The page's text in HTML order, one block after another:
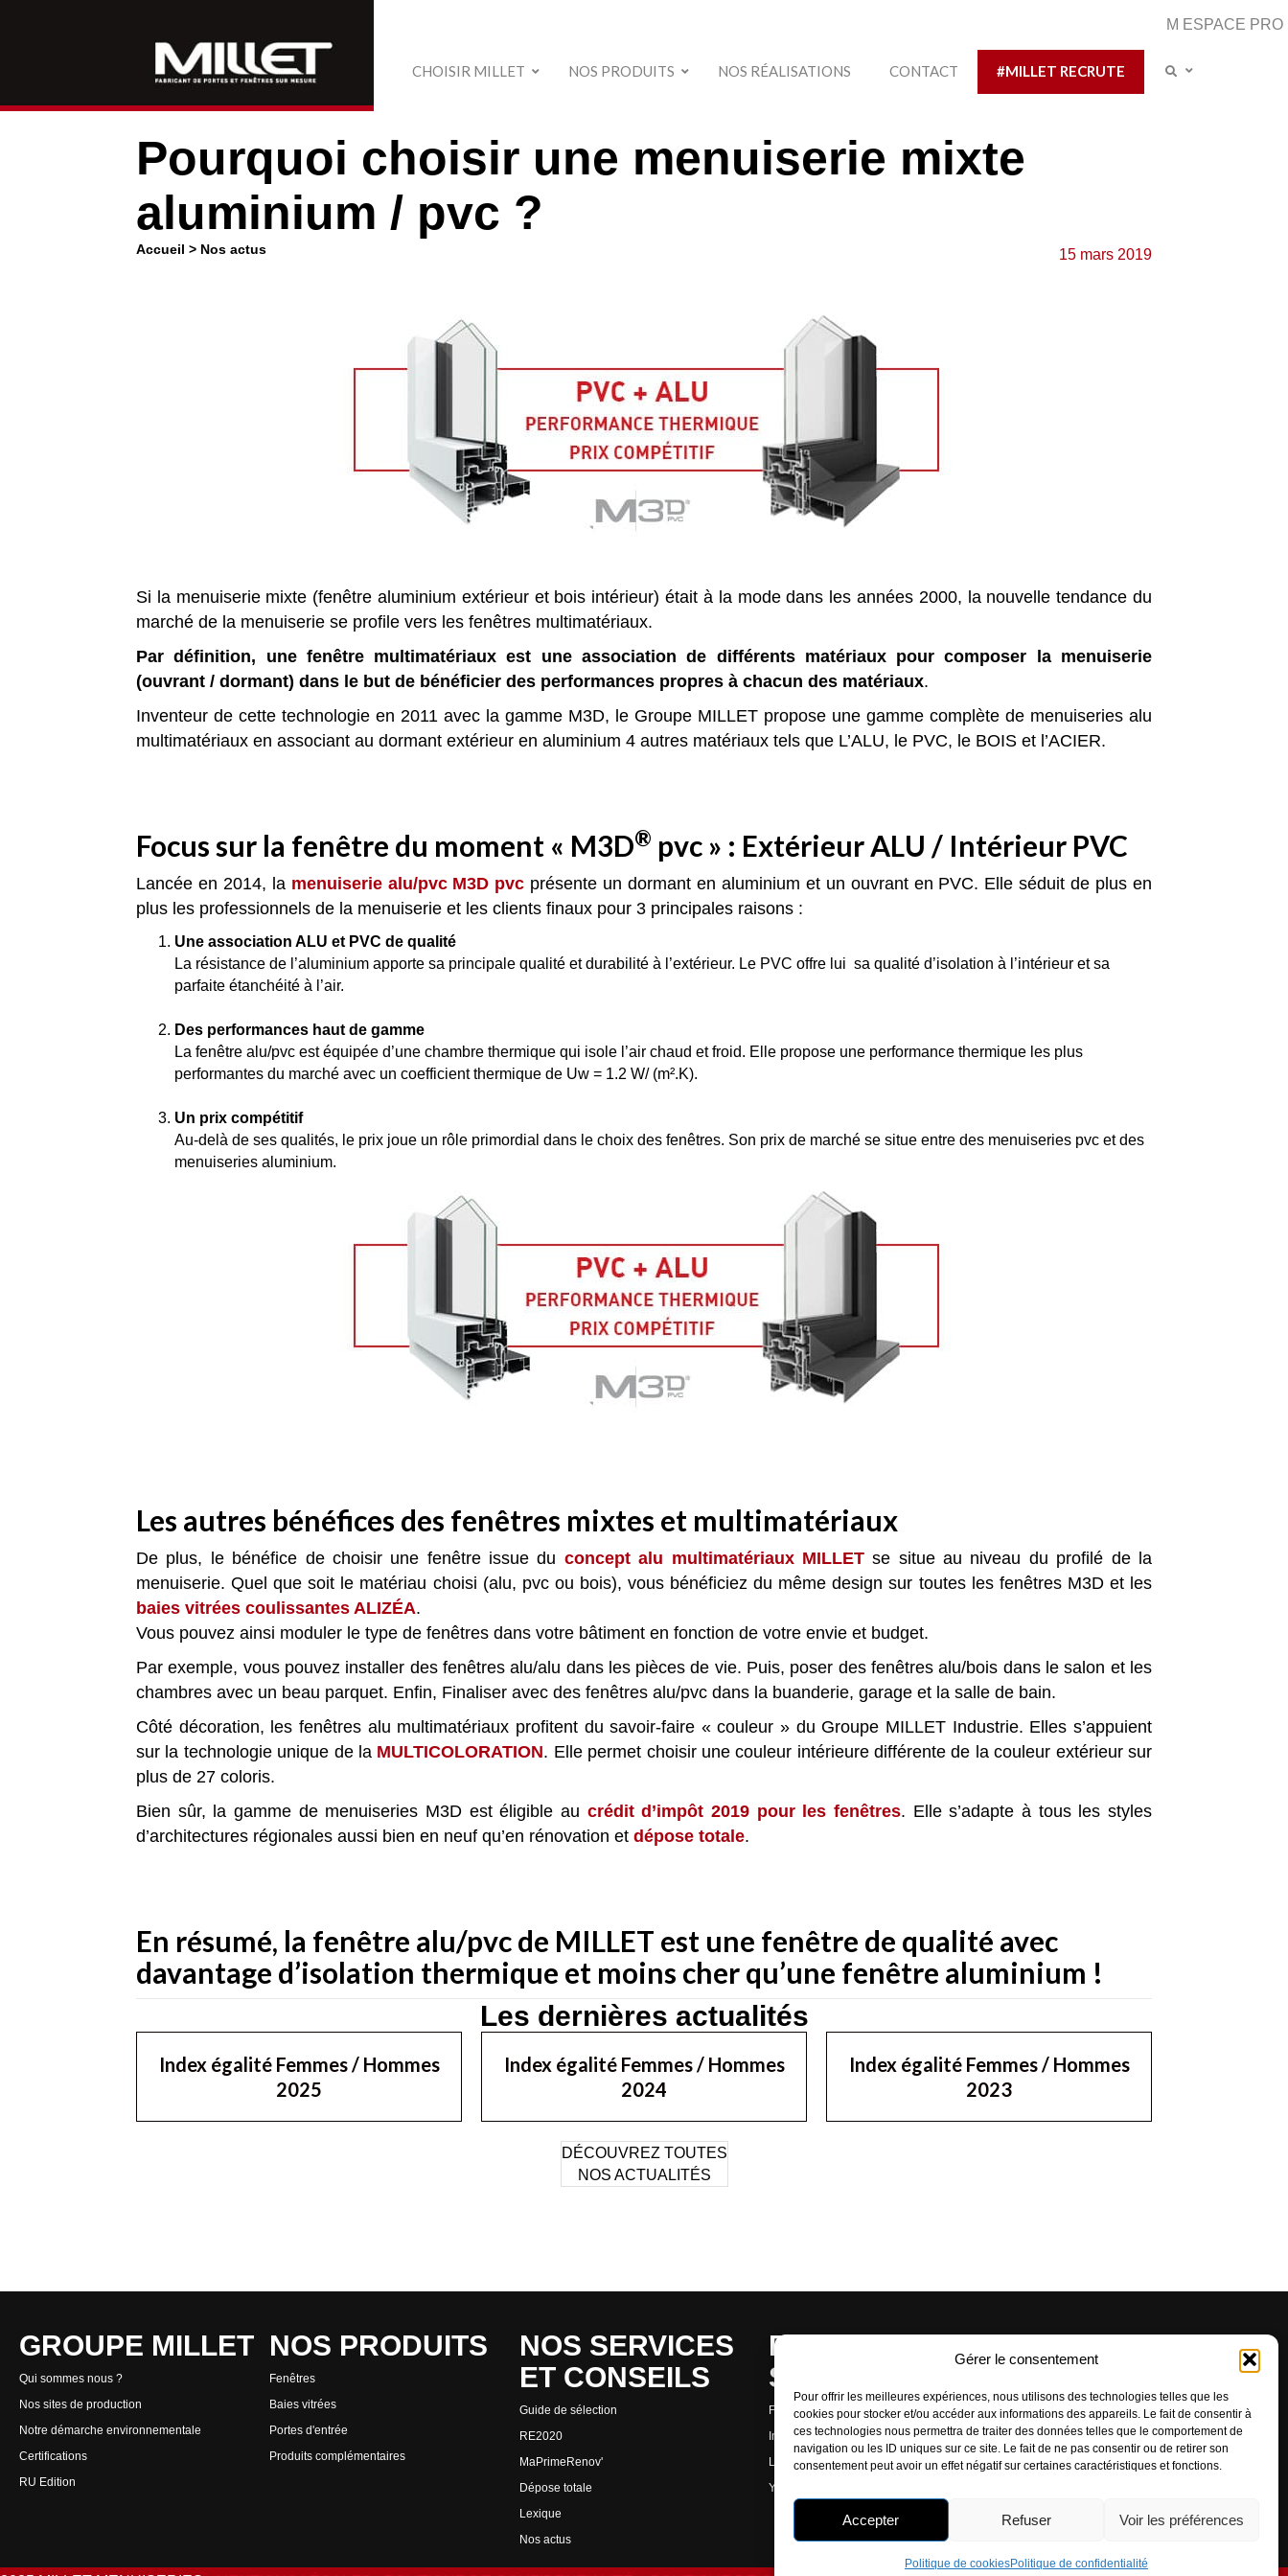
Gérer le consentement
Pour offrir les meilleures expériences, nous utilisons des technologies telles que les
cookies pour stocker et/ou accéder aux informations des appareils. Le fait de consentir à
ces technologies nous permettra de traiter des données telles que le comportement de
navigation ou les ID uniques sur ce site. Le fait de ne pas consentir ou de retirer son
consentement peut avoir un effet négatif sur certaines caractéristiques et fonctions.
Accepter Refuser Voir les préférences
Politique de cookiesPolitique de confidentialité
M ESPACE PRO
CHOISIR MILLET NOS PRODUITS
Alu et multimatériaux
Bois
NOS RÉALISATIONS CONTACT #MILLET RECRUTE
Pourquoi choisir une menuiserie mixte
aluminium / pvc ?
Accueil > Nos actus 15 mars 2019
Si la menuiserie mixte (fenêtre aluminium extérieur et bois intérieur) était à la mode dans les années 2000, la nouvelle tendance du
marché de la menuiserie se profile vers les fenêtres multimatériaux.
Par définition, une fenêtre multimatériaux est une association de différents matériaux pour composer la menuiserie
(ouvrant / dormant) dans le but de bénéficier des performances propres à chacun des matériaux.
Inventeur de cette technologie en 2011 avec la gamme M3D, le Groupe MILLET propose une gamme complète de menuiseries alu
multimatériaux en associant au dormant extérieur en aluminium 4 autres matériaux tels que L’ALU, le PVC, le BOIS et l’ACIER.
Focus sur la fenêtre du moment « M3D® pvc » : Extérieur ALU / Intérieur PVC
Lancée en 2014, la menuiserie alu/pvc M3D pvc présente un dormant en aluminium et un ouvrant en PVC. Elle séduit de plus en
plus les professionnels de la menuiserie et les clients finaux pour 3 principales raisons :
Une association ALU et PVC de qualité
La résistance de l’aluminium apporte sa principale qualité et durabilité à l’extérieur. Le PVC offre lui sa qualité d’isolation à l’intérieur et sa
parfaite étanchéité à l’air.
Des performances haut de gamme
La fenêtre alu/pvc est équipée d’une chambre thermique qui isole l’air chaud et froid. Elle propose une performance thermique les plus
performantes du marché avec un coefficient thermique de Uw = 1.2 W/ (m².K).
Un prix compétitif
Au-delà de ses qualités, le prix joue un rôle primordial dans le choix des fenêtres. Son prix de marché se situe entre des menuiseries pvc et des
menuiseries aluminium.
Les autres bénéfices des fenêtres mixtes et multimatériaux
De plus, le bénéfice de choisir une fenêtre issue du concept alu multimatériaux MILLETse situe au niveau du profilé de la
menuiserie. Quel que soit le matériau choisi (alu, pvc ou bois), vous bénéficiez du même design sur toutes les fenêtres M3D et les
baies vitrées coulissantes ALIZÉA.
Vous pouvez ainsi moduler le type de fenêtres dans votre bâtiment en fonction de votre envie et budget.
Par exemple, vous pouvez installer des fenêtres alu/alu dans les pièces de vie. Puis, poser des fenêtres alu/bois dans le salon et les
chambres avec un beau parquet. Enfin, Finaliser avec des fenêtres alu/pvc dans la buanderie, garage et la salle de bain.
Côté décoration, les fenêtres alu multimatériaux profitent du savoir-faire « couleur » du Groupe MILLET Industrie. Elles s’appuient
sur la technologie unique de la MULTICOLORATION. Elle permet choisir une couleur intérieure différente de la couleur extérieur sur
plus de 27 coloris.
Bien sûr, la gamme de menuiseries M3D est éligible au crédit d’impôt 2019 pour les fenêtres. Elle s’adapte à tous les styles
d’architectures régionales aussi bien en neuf qu’en rénovation et dépose totale.
En résumé, la fenêtre alu/pvc de MILLET est une fenêtre de qualité avec
davantage d’isolation thermique et moins cher qu’une fenêtre aluminium !
Les dernières actualités
Index égalité Femmes / Hommes
2025
Index égalité Femmes / Hommes
2024
Index égalité Femmes / Hommes
2023
DÉCOUVREZ TOUTES
NOS ACTUALITÉS
GROUPE MILLET
Qui sommes nous ?
Nos sites de production
Notre démarche environnementale
Certifications
RU Edition
NOS PRODUITS
Fenêtres
Baies vitrées
Portes d'entrée
Produits complémentaires
NOS SERVICES
ET CONSEILS
Guide de sélection
RE2020
MaPrimeRenov'
Dépose totale
Lexique
Nos actus
RETROUVEZ-NOUS
SUR LES RÉSEAUX
Facebook
Instagram
Linkedin
Youtube